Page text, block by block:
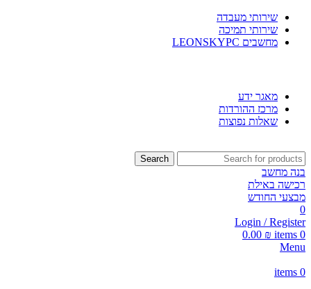
שירותי מעבדה
שירותי תמיכה
מחשבים LEONSKYPC
מאגר ידע
מרכז ההורדות
שאלות נפוצות
Search
בנה מחשב
רכישה באילת
מבצעי החודש
0
Login / Register
0
items
0.00 ₪
Menu
0
items